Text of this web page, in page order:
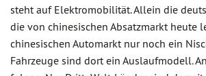
steht auf Elektromobilität. Allein die
die von chinesischen Absatzmarkt heute
chinesischen Automarkt nur noch ein
Fahrzeuge sind dort ein Auslaufmodell.